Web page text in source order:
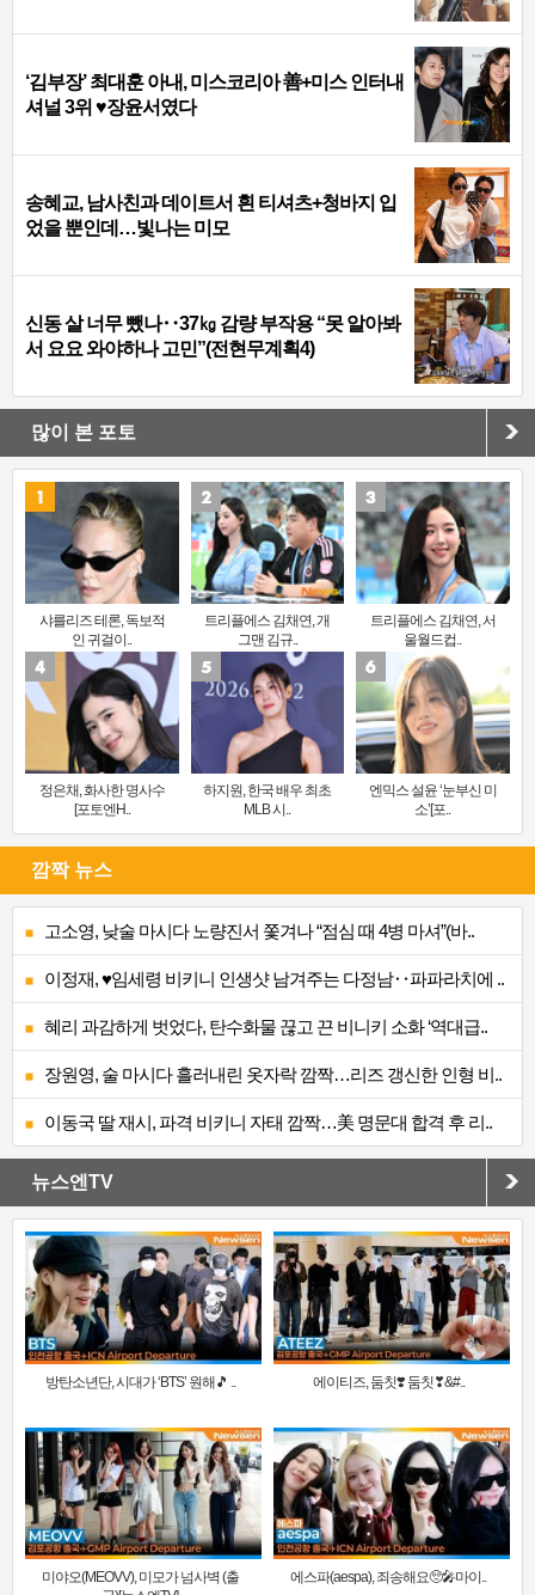
‘김부장’ 최대훈 아내, 미스코리아 善+미스 인터내
셔널 3위 ♥장윤서였다
송혜교, 남사친과 데이트서 흰 티셔츠+청바지 입
었을 뿐인데…빛나는 미모
신동 살 너무 뺐나‥37㎏ 감량 부작용 “못 알아봐
서 요요 와야하나 고민”(전현무계획4)
많이 본 포토
샤를리즈 테론, 독보적
인 귀걸이..
트리플에스 김채연, 개
그맨 김규..
트리플에스 김채연, 서
울월드컵..
정은채, 화사한 명사수
[포토엔H..
하지원, 한국 배우 최초
MLB 시..
엔믹스 설윤 ‘눈부신 미
소’[포..
깜짝 뉴스
고소영, 낮술 마시다 노량진서 쫓겨나 “점심 때 4병 마셔”(바..
이정재, ♥임세령 비키니 인생샷 남겨주는 다정남‥파파라치에 ..
혜리 과감하게 벗었다, 탄수화물 끊고 끈 비니키 소화 ‘역대급..
장원영, 술 마시다 흘러내린 옷자락 깜짝…리즈 갱신한 인형 비..
이동국 딸 재시, 파격 비키니 자태 깜짝…美 명문대 합격 후 리..
뉴스엔TV
방탄소년단, 시대가 ‘BTS’ 원해🎵 .. 에이티즈, 둠칫❣️ 둠칫❣&#..
미야오(MEOVV), 미모가 넘사벽 (출
에스파(aespa), 죄송해요🥺🎤마이..